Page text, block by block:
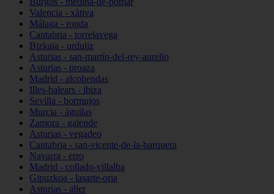
Valencia - xàtiva
Málaga - ronda
Cantabria - torrelavega
Bizkaia - urduliz
Asturias - san-martín-del-rey-aurelio
Asturias - proaza
Madrid - alcobendas
Illes-balears - ibiza
Sevilla - bormujos
Murcia - águilas
Zamora - galende
Asturias - vegadeo
Cantabria - san-vicente-de-la-barquera
Navarra - erro
Madrid - collado-villalba
Gipuzkoa - lasarte-oria
Asturias - aller